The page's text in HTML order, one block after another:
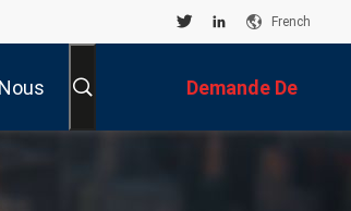
French
Demande De
Soumission